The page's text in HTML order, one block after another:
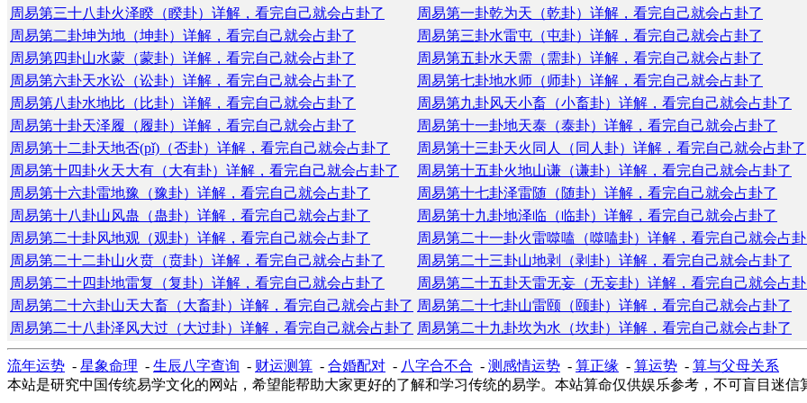
周易第三十八卦火泽睽（睽卦）详解，看完自己就会占卦了
周易第一卦乾为天（乾卦）详解，看完自己就会占卦了
周易第二卦坤为地（坤卦）详解，看完自己就会占卦了
周易第三卦水雷屯（屯卦）详解，看完自己就会占卦了
周易第四卦山水蒙（蒙卦）详解，看完自己就会占卦了
周易第五卦水天需（需卦）详解，看完自己就会占卦了
周易第六卦天水讼（讼卦）详解，看完自己就会占卦了
周易第七卦地水师（师卦）详解，看完自己就会占卦了
周易第八卦水地比（比卦）详解，看完自己就会占卦了
周易第九卦风天小畜（小畜卦）详解，看完自己就会占卦了
周易第十卦天泽履（履卦）详解，看完自己就会占卦了
周易第十一卦地天泰（泰卦）详解，看完自己就会占卦了
周易第十二卦天地否(pǐ)（否卦）详解，看完自己就会占卦了
周易第十三卦天火同人（同人卦）详解，看完自己就会占卦了
周易第十四卦火天大有（大有卦）详解，看完自己就会占卦了
周易第十五卦火地山谦（谦卦）详解，看完自己就会占卦了
周易第十六卦雷地豫（豫卦）详解，看完自己就会占卦了
周易第十七卦泽雷随（随卦）详解，看完自己就会占卦了
周易第十八卦山风蛊（蛊卦）详解，看完自己就会占卦了
周易第十九卦地泽临（临卦）详解，看完自己就会占卦了
周易第二十卦风地观（观卦）详解，看完自己就会占卦了
周易第二十一卦火雷噬嗑（噬嗑卦）详解，看完自己就会占卦
周易第二十二卦山火贲（贲卦）详解，看完自己就会占卦了
周易第二十三卦山地剥（剥卦）详解，看完自己就会占卦了
周易第二十四卦地雷复（复卦）详解，看完自己就会占卦了
周易第二十五卦天雷无妄（无妄卦）详解，看完自己就会占卦
周易第二十六卦山天大畜（大畜卦）详解，看完自己就会占卦了 周易第二十七卦山雷颐（颐卦）详解，看完自己就会占卦了
周易第二十八卦泽风大过（大过卦）详解，看完自己就会占卦了 周易第二十九卦坎为水（坎卦）详解，看完自己就会占卦了
流年运势 - 星象命理 - 生辰八字查询 - 财运测算 - 合婚配对 - 八字合不合 - 测感情运势 - 算正缘 - 算运势 - 算与父母关系
本站是研究中国传统易学文化的网站，希望能帮助大家更好的了解和学习传统的易学。本站算命仅供娱乐参考，不可盲目迷信